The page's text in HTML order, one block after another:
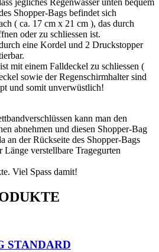
Shopper-Bags befindet sich
( ca. 17 cm x 21 cm ), das durch
oder zu schliessen ist.
eine Kordel und 2 Druckstopper
mit einem Falldeckel zu schliessen (
sowie der Regenschirmhalter sind
und somit unverwüstlich!
kann man den
abnehmen und diesen Shopper-Bag
an der Rückseite des Shopper-Bags
verstellbare Tragegurten
Viel Spass damit!
STANDARD